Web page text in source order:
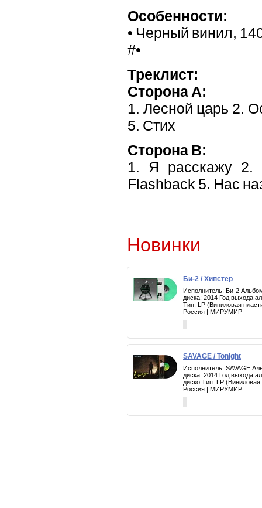
Особенности:
• Черный винил,
#•
Треклист:
Сторона A:
1. Лесной царь 2.
5. Стих
Сторона B:
1. Я расскажу 2.
Flashback 5. Нас
Новинки
Би-2 / Хипстер
Исполнитель: Би-2
диска: 2014 Год выхода
Тип: LP (Виниловая
Россия | МИРУМИР
SAVAGE / Tonight
Исполнитель: SAVAGE
диска: 2014 Год выхода
диско Тип: LP
Россия | МИРУМИР